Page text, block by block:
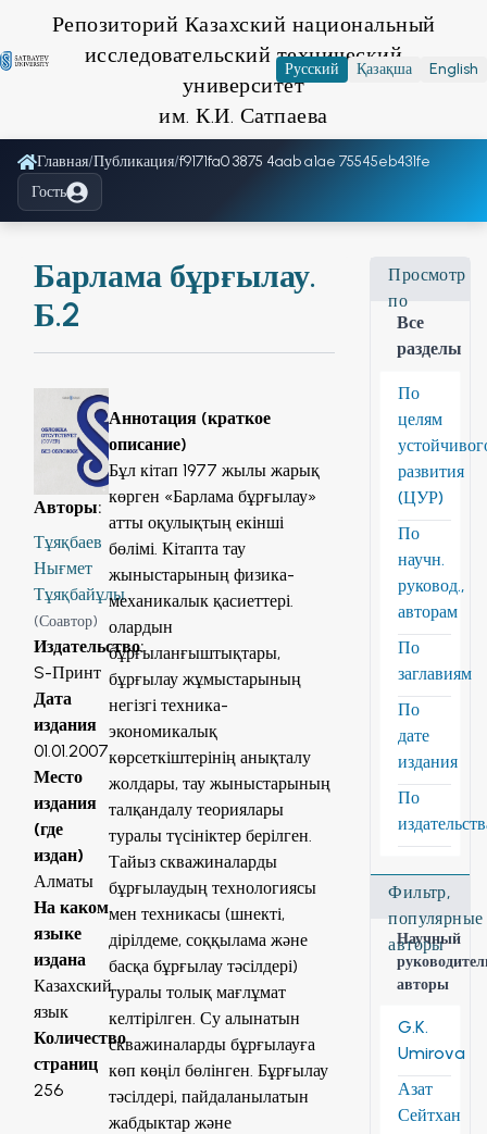
Репозиторий Казахский национальный
исследовательский технический
университет
им. К.И. Сатпаева
Русский Қазақша English
Главная/Публикация/f9171fa0 3875 4aab a1ae 75545eb431fe
Гость
Барлама бұрғылау.
Б.2
Авторы:
Тұяқбаев
Нығмет
Тұяқбайұлы
(Соавтор)
Издательство:
S-Принт
Дата
издания
01.01.2007
Место
издания
(где
издан)
Алматы
На каком
языке
издана
Казахский
язык
Количество
страниц
256
Аннотация (краткое
описание)
Бұл кітап 1977 жылы жарық
көрген «Барлама бұрғылау»
атты оқулықтың екінші
бөлімі. Кітапта тау
жыныстарының физика-
механикалык қасиеттері.
олардын
бұрғыланғыштықтары,
бұрғылау жұмыстарының
негізгі техника-
экономикалық
көрсеткіштерінің анықталу
жолдары, тау жыныстарының
талқандалу теориялары
туралы түсініктер берілген.
Тайыз скважиналарды
бұрғылаудың технологиясы
мен техникасы (шнекті,
дірілдеме, соққылама және
басқа бұрғылау тәсілдері)
туралы толық мағлұмат
келтірілген. Су алынатын
скважиналарды бұрғылауға
көп көңіл бөлінген. Бұрғылау
тәсілдері, пайдаланылатын
жабдыктар және
Просмотр
по
Все
разделы
По
целям
развития
(ЦУР)
По
научн.
руковод.,
авторам
По
заглавиям
По
дате
издания
По
Фильтр,
популярные
авторы
Научный
авторы
G.K.
Umirova
Азат
Сейтхан